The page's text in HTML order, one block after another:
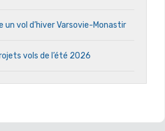
un vol d’hiver Varsovie-Monastir
vols de l’été 2026